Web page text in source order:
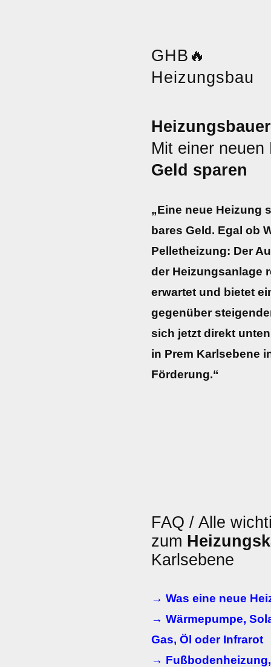
GHB 🔥
Heizungsbau
Mit einer
Geld sparen
„Eine neue Heizung
bares Geld. Egal ob
Pelletheizung: Der
der Heizungsanlage
erwartet und bietet
gegenüber
sich jetzt direkt
in Prem Karlsebene
Förderung.“
FAQ / Alle
zum
Karlsebene
→ Was eine neue
→ Wärmepumpe,
Gas, Öl oder Infrarot
→